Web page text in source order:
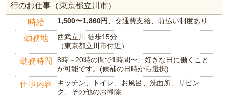
行のお仕事（東京都立川市）
時給 1,500〜1,860円 、交通費支給、前払い制度あり
勤務地
西武立川 徒歩15分
（東京都立川市付近）
勤務時間
8時～20時の間で1時間〜、好きな日に働くこと
が可能です。(候補の日時から選択)
仕事内容
キッチン、トイレ、お風呂、洗面所、リビン
グ、その他のお掃除